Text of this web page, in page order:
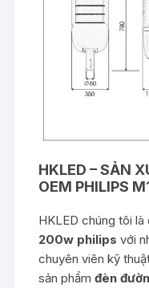
HKLED – SẢN
OEM PHILIPS
HKLED chúng tôi
200w philips với
chuyên viên kỹ
sản phẩmđèn